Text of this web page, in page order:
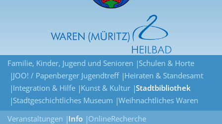
Familie, Kinder, Jugend und Senioren
Schulen & Horte
JOO! / Papenberger Jugendtreff Heiraten & Standesamt
Integration & Hilfe Kunst & Kultur Stadtbibliothek
Stadtgeschichtliches Museum Weihnachtliches Waren
Veranstaltungen
Info OnlineRecherche